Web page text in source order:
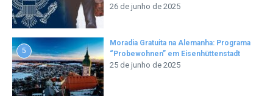
26 de junho de 2025
5
Moradia Gratuita na Alemanha: Programa
“Probewohnen” em Eisenhüttenstadt
25 de junho de 2025